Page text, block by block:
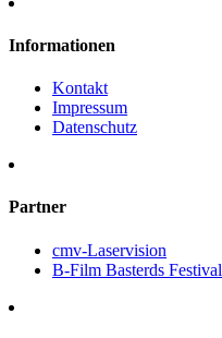
Informationen
Kontakt
Impressum
Datenschutz
Partner
cmv-Laservision
B-Film Basterds Festival